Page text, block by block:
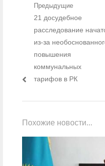
Навигация по
Предыдущие
Предыдущий пост:
21 досудебное
расследование
из-за
повышения
коммунальных
тарифов в РК
Похожие новости...